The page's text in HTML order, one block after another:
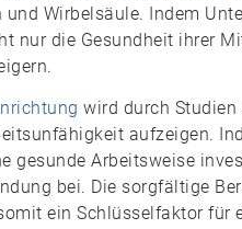
Wirbelsäule. Indem
nur die Gesundheit ihrer
wird durch
aufzeigen.
gesunde Arbeitsweise
bei. Die sorgfältige
ein Schlüsselfaktor für